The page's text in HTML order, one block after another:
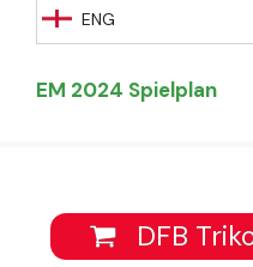
ENG
EM 2024 Spielplan
DFB